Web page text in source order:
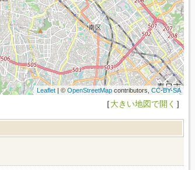
Leaflet| ©OpenStreetMapcontributors, CC-BY-SA
［大きい地図で開く ］